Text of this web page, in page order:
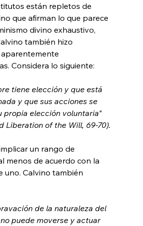
están repletos de
que afirman lo que parece
divino exhaustivo,
también hizo
tiene elección y que está
y que sus acciones se
propia elección voluntaria"
Liberation of the Will, 69-70).
un rango de
menos de acuerdo con la
uno. Calvino también
de la naturaleza del
puede moverse y actuar